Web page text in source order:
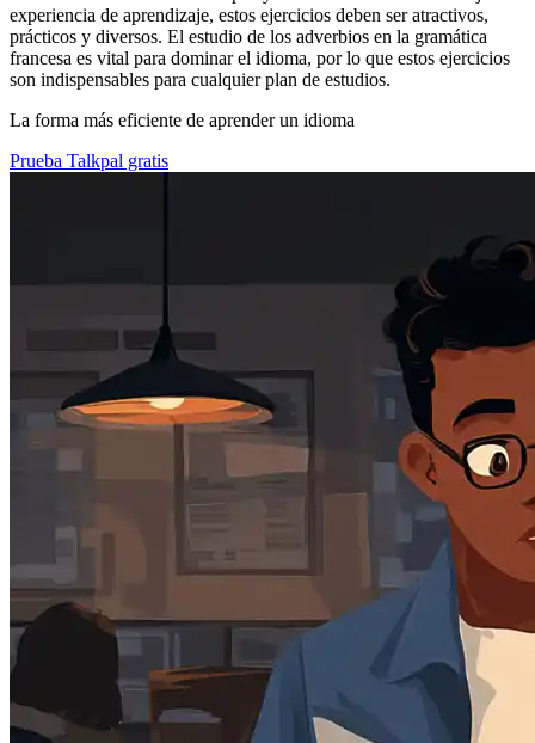
experiencia de aprendizaje, estos ejercicios deben ser atractivos,
prácticos y diversos. El estudio de los adverbios en la gramática
francesa es vital para dominar el idioma, por lo que estos ejercicios
son indispensables para cualquier plan de estudios.
La forma más eficiente de aprender un idioma
Prueba Talkpal gratis